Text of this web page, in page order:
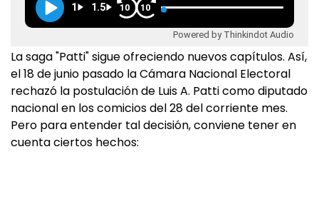
1 1.5 10 10
Powered by Thinkindot Audio
La saga "Patti" sigue ofreciendo nuevos capítulos. Así,
el 18 de junio pasado la Cámara Nacional Electoral
rechazó la postulación de Luis A. Patti como diputado
nacional en los comicios del 28 del corriente mes.
Pero para entender tal decisión, conviene tener en
cuenta ciertos hechos: